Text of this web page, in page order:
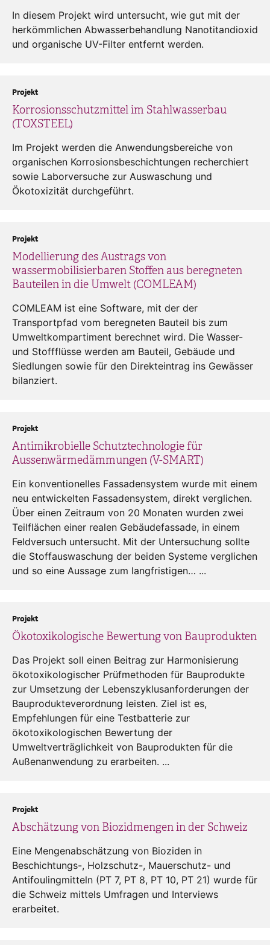
In diesem Projekt wird untersucht, wie gut mit der
herkömmlichen Abwasserbehandlung Nanotitandioxid
und organische UV-Filter entfernt werden.
Korrosionsschutzmittel im Stahlwasserbau
(TOXSTEEL)
Projekt
Im Projekt werden die Anwendungsbereiche von
organischen Korrosionsbeschichtungen recherchiert
sowie Laborversuche zur Auswaschung und
Ökotoxizität durchgeführt.
Modellierung des Austrags von
wassermobilisierbaren Stoffen aus beregneten
Bauteilen in die Umwelt (COMLEAM)
Projekt
COMLEAM ist eine Software, mit der der
Transportpfad vom beregneten Bauteil bis zum
Umweltkompartiment berechnet wird. Die Wasser-
und Stoffflüsse werden am Bauteil, Gebäude und
Siedlungen sowie für den Direkteintrag ins Gewässer
bilanziert.
Antimikrobielle Schutztechnologie für
Aussenwärmedämmungen (V-SMART)
Projekt
Ein konventionelles Fassadensystem wurde mit einem
neu entwickelten Fassadensystem, direkt verglichen.
Über einen Zeitraum von 20 Monaten wurden zwei
Teilflächen einer realen Gebäudefassade, in einem
Feldversuch untersucht. Mit der Untersuchung sollte
die Stoffauswaschung der beiden Systeme verglichen
und so eine Aussage zum langfristigen… ...
Ökotoxikologische Bewertung von Bauprodukten
Projekt
Das Projekt soll einen Beitrag zur Harmonisierung
ökotoxikologischer Prüfmethoden für Bauprodukte
zur Umsetzung der Lebenszyklusanforderungen der
Bauprodukteverordnung leisten. Ziel ist es,
Empfehlungen für eine Testbatterie zur
ökotoxikologischen Bewertung der
Umweltverträglichkeit von Bauprodukten für die
Außenanwendung zu erarbeiten. ...
Abschätzung von Biozidmengen in der Schweiz
Projekt
Eine Mengenabschätzung von Bioziden in
Beschichtungs-, Holzschutz-, Mauerschutz- und
Antifoulingmitteln (PT 7, PT 8, PT 10, PT 21) wurde für
die Schweiz mittels Umfragen und Interviews
erarbeitet.